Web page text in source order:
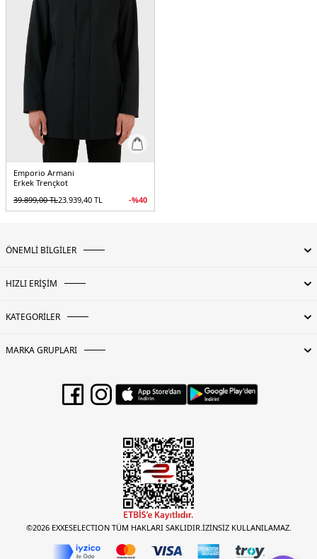
Emporio Armani
Erkek Trençkot
39.899,00TL23.939,40 TL -%40
ÖNEMLİ BİLGİLER
HIZLI ERİŞİM
KATEGORİLER
MARKA GRUPLARI
©2026 EXXESELECTION TÜM HAKLARI SAKLIDIR.İZİNSİZ KULLANILAMAZ.